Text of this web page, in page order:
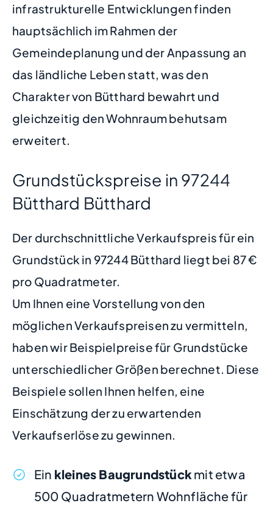
infrastrukturelle Entwicklungen finden
hauptsächlich im Rahmen der
Gemeindeplanung und der Anpassung an
das ländliche Leben statt, was den
Charakter von Bütthard bewahrt und
gleichzeitig den Wohnraum behutsam
erweitert.
Grundstückspreise in 97244
Bütthard Bütthard
Der durchschnittliche Verkaufspreis für ein
Grundstück in 97244 Bütthard liegt bei 87 €
pro Quadratmeter.
Um Ihnen eine Vorstellung von den
möglichen Verkaufspreisen zu vermitteln,
haben wir Beispielpreise für Grundstücke
unterschiedlicher Größen berechnet. Diese
Beispiele sollen Ihnen helfen, eine
Einschätzung der zu erwartenden
Verkaufserlöse zu gewinnen.
Ein kleines Baugrundstückmit etwa
500 Quadratmetern Wohnfläche für